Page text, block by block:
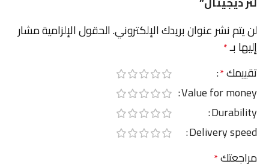
لن يتم نشر عنوان بريدك الإلكتروني.الحقول الإلزامية مشار
إليها بـ*
تقييمك*
Value for money
Durability
Delivery speed
مراجعتك*